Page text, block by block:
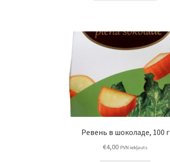
Ревень в шоколаде, 100 г
€4,00 PVN iekļauts